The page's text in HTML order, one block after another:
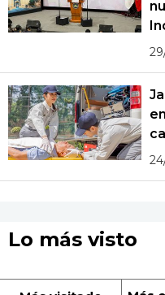
Lo más visto